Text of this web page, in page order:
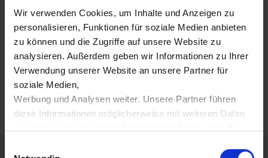
Wir verwenden Cookies, um Inhalte und Anzeigen zu
personalisieren, Funktionen für soziale Medien anbieten
zu können und die Zugriffe auf unsere Website zu
analysieren. Außerdem geben wir Informationen zu Ihrer
Verwendung unserer Website an unsere Partner für
soziale Medien,
Werbung und Analysen weiter. Unsere Partner führen
diese Informationen möglicherweise mit weiteren Daten
Technologie derjanolaw GmbH.
Download as PDF